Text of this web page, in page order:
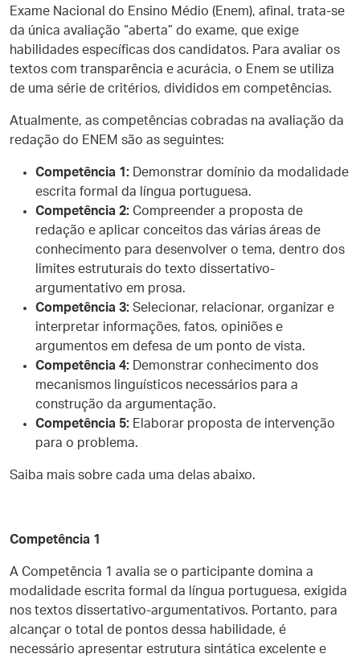
Exame Nacional do Ensino Médio (Enem), afinal, trata-se
da única avaliação “aberta” do exame, que exige
habilidades específicas dos candidatos. Para avaliar os
textos com transparência e acurácia, o Enem se utiliza
de uma série de critérios, divididos em competências.
Atualmente, as competências cobradas na avaliação da
redação do ENEM são as seguintes:
Competência 1: Demonstrar domínio da modalidade
escrita formal da língua portuguesa.
Competência 2: Compreender a proposta de
redação e aplicar conceitos das várias áreas de
conhecimento para desenvolver o tema, dentro dos
limites estruturais do texto dissertativo-
argumentativo em prosa.
Competência 3: Selecionar, relacionar, organizar e
interpretar informações, fatos, opiniões e
argumentos em defesa de um ponto de vista.
Competência 4: Demonstrar conhecimento dos
mecanismos linguísticos necessários para a
construção da argumentação.
Competência 5: Elaborar proposta de intervenção
para o problema.
Saiba mais sobre cada uma delas abaixo.
Competência 1
A Competência 1 avalia se o participante domina a
modalidade escrita formal da língua portuguesa, exigida
nos textos dissertativo-argumentativos. Portanto, para
alcançar o total de pontos dessa habilidade, é
necessário apresentar estrutura sintática excelente e